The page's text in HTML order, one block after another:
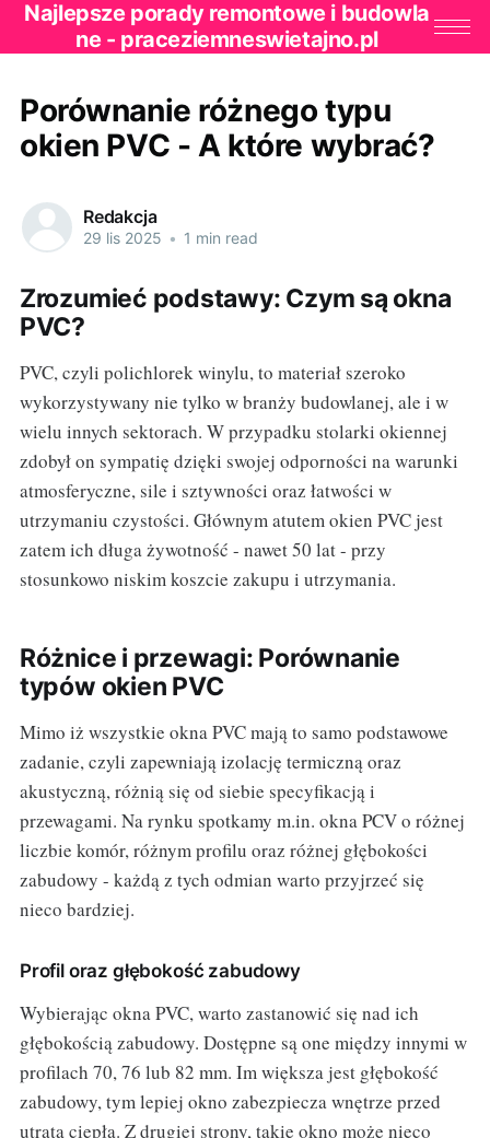
Najlepsze porady remontowe i budowla
ne - praceziemneswietajno.pl
Porównanie różnego typu
okien PVC - A które wybrać?
Redakcja
29 lis 2025 • 1 min read
Zrozumieć podstawy: Czym są okna
PVC?
PVC, czyli polichlorek winylu, to materiał szeroko
wykorzystywany nie tylko w branży budowlanej, ale i w
wielu innych sektorach. W przypadku stolarki okiennej
zdobył on sympatię dzięki swojej odporności na warunki
atmosferyczne, sile i sztywności oraz łatwości w
utrzymaniu czystości. Głównym atutem okien PVC jest
zatem ich długa żywotność - nawet 50 lat - przy
stosunkowo niskim koszcie zakupu i utrzymania.
Różnice i przewagi: Porównanie
typów okien PVC
Mimo iż wszystkie okna PVC mają to samo podstawowe
zadanie, czyli zapewniają izolację termiczną oraz
akustyczną, różnią się od siebie specyfikacją i
przewagami. Na rynku spotkamy m.in. okna PCV o różnej
liczbie komór, różnym profilu oraz różnej głębokości
zabudowy - każdą z tych odmian warto przyjrzeć się
nieco bardziej.
Profil oraz głębokość zabudowy
Wybierając okna PVC, warto zastanowić się nad ich
głębokością zabudowy. Dostępne są one między innymi w
profilach 70, 76 lub 82 mm. Im większa jest głębokość
zabudowy, tym lepiej okno zabezpiecza wnętrze przed
utratą ciepła. Z drugiej strony, takie okno może nieco